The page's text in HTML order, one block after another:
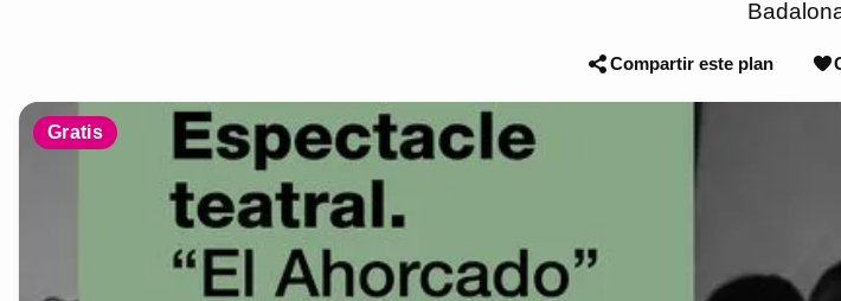
Compartir este plan
Gratis